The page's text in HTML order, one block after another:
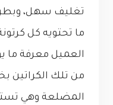
تغليف سهل،
ما تحتويه كل
العميل معرفة ما
من تلك الكراتين
المضلعة وهي